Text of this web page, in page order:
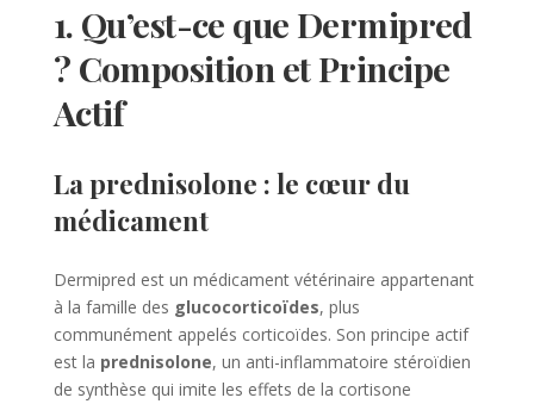
1. Qu’est-ce que Dermipred
? Composition et Principe
Actif
La prednisolone : le cœur du
médicament
Dermipred est un médicament vétérinaire appartenant
à la famille des glucocorticoïdes, plus
communément appelés corticoïdes. Son principe actif
est la prednisolone, un anti-inflammatoire stéroïdien
de synthèse qui imite les effets de la cortisone